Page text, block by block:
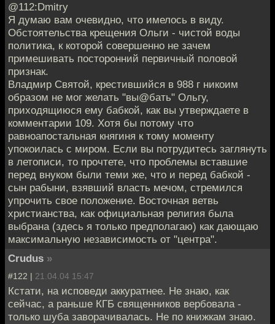
@112:Dmitry
Я думаю вам очевидно, что имелось в виду.
Обстоятельства крещения Ольги - чистой воды
политика, к которой совершенно не зачем
примешивать посторонний первичный половой
признак.
Владмир Святой, крестившийся в 988 г никоим
образом не мог желать "вы@бать" Ольгу,
приходящиюся ему бабкой, как вы утверждаете в
комментарии 109. Хотя бы потому что
равноапостальная княгиня к тому моменту
упокоилась с миром. Если вы потрудитесь заглянуть
в летописи, то прочтете, что проблемы вставшие
перед внуком были теми же, что и перед бабкой -
сын рабыни, взявший власть мечом, стремился
упрочить свое положение. Восточная ветвь
христианства, как официальная религия была
выбрана (здесь я только предполагаю) как дающаю
максимальную независимость от "центра".
Crudus »
#122 | 21.04.04 15:47
Кстати, на исповеди аккуратнее. Не знаю, как
сейчас, а раньше КГБ священников вербовала -
только шуба заворачивалась. Не по книжкам знаю.